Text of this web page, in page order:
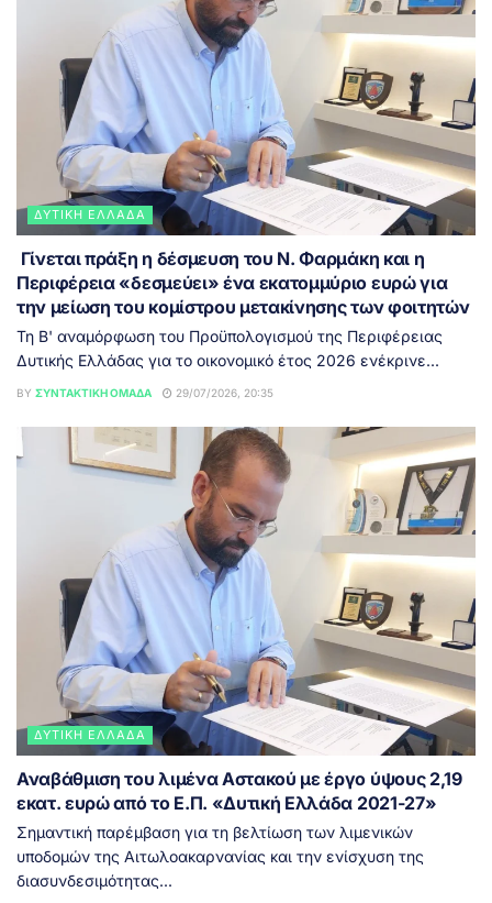
ΔΥΤΙΚΉ ΕΛΛΆΔΑ
Γίνεται πράξη η δέσμευση του Ν. Φαρμάκη και η
Περιφέρεια «δεσμεύει» ένα εκατομμύριο ευρώ για
την μείωση του κομίστρου μετακίνησης των φοιτητών
Τη Β' αναμόρφωση του Προϋπολογισμού της Περιφέρειας
Δυτικής Ελλάδας για το οικονομικό έτος 2026 ενέκρινε...
BY ΣΥΝΤΑΚΤΙΚΉ ΟΜΆΔΑ 29/07/2026, 20:35
ΔΥΤΙΚΉ ΕΛΛΆΔΑ
Αναβάθμιση του λιμένα Αστακού με έργο ύψους 2,19
εκατ. ευρώ από το Ε.Π. «Δυτική Ελλάδα 2021-27»
Σημαντική παρέμβαση για τη βελτίωση των λιμενικών
υποδομών της Αιτωλοακαρνανίας και την ενίσχυση της
διασυνδεσιμότητας...